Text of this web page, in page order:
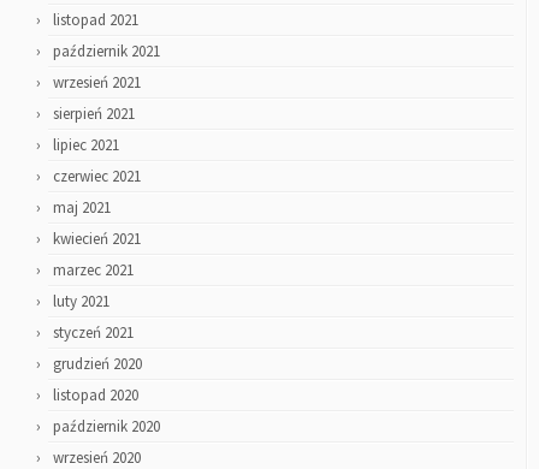
listopad 2021
październik 2021
wrzesień 2021
sierpień 2021
lipiec 2021
czerwiec 2021
maj 2021
kwiecień 2021
marzec 2021
luty 2021
styczeń 2021
grudzień 2020
listopad 2020
październik 2020
wrzesień 2020